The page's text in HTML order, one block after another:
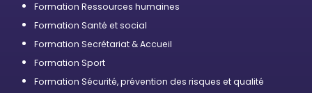
Formation Ressources humaines
Formation Santé et social
Formation Secrétariat & Accueil
Formation Sport
Formation Sécurité, prévention des risques et qualité